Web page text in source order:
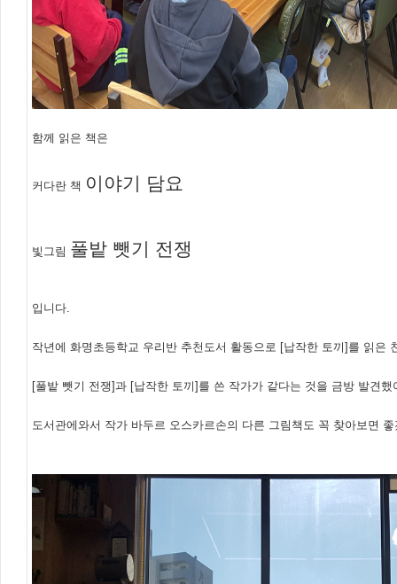
함께 읽은 책은
커다란 책 이야기 담요
빛그림 풀밭 뺏기 전쟁
입니다.
작년에 화명초등학교 우리반 추천도서 활동으로 [납작한 토끼]를 읽은
[풀밭 뺏기 전쟁]과 [납작한 토끼]를 쓴 작가가 같다는 것을 금방 발견했
도서관에와서 작가 바두르 오스카르손의 다른 그림책도 꼭 찾아보면